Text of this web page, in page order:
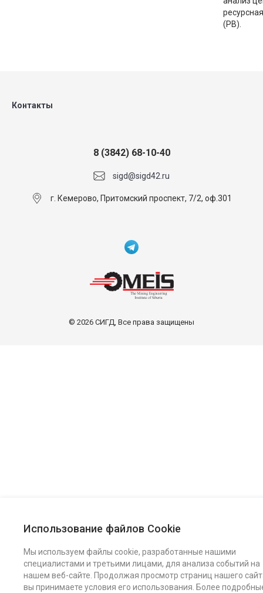
Использование файлов Cookie
Мы используем файлы cookie, разработанные нашими
специалистами и третьими лицами, для анализа событий на
нашем веб-сайте. Продолжая просмотр страниц нашего
вы принимаете условия его использования. Более
(РВ).
Контакты
sigd@sigd42.ru
8 (3842) 68-10-40
г. Кемерово, Притомский проспект, 7/2, оф.301
© 2026 СИГД, Все права защищены